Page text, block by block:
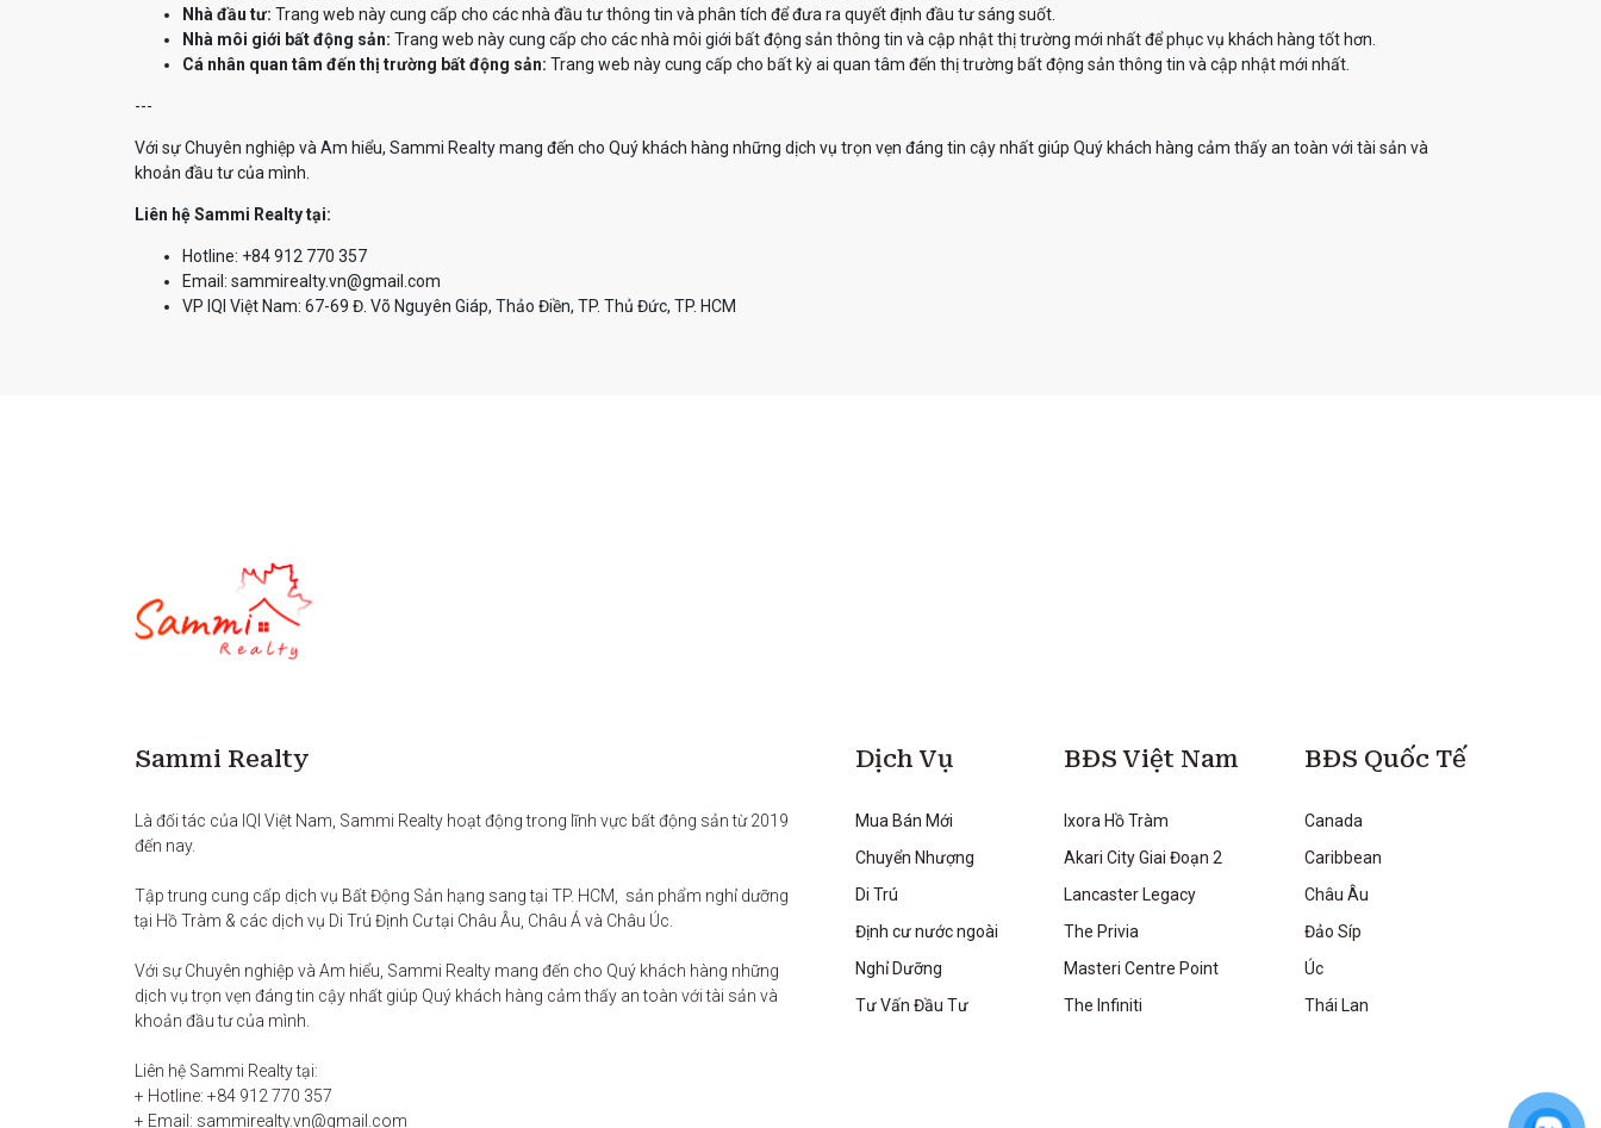
Nhà đầu tư: Trang web này cung cấp cho các nhà đầu tư thông tin và phân tích để đưa ra quyết định đầu tư sáng suốt.
Nhà môi giới bất động sản: Trang web này cung cấp cho các nhà môi giới bất động sản thông tin và cập nhật thị trường mới nhất để phục vụ khách hàng tốt hơn.
Cá nhân quan tâm đến thị trường bất động sản: Trang web này cung cấp cho bất kỳ ai quan tâm đến thị trường bất động sản thông tin và cập nhật mới nhất.
---
Với sự Chuyên nghiệp và Am hiểu, Sammi Realty mang đến cho Quý khách hàng những dịch vụ trọn vẹn đáng tin cậy nhất giúp Quý khách hàng cảm thấy an toàn với tài sản và
khoản đầu tư của mình.
Liên hệ Sammi Realty tại:
Hotline: +84 912 770 357
Email: sammirealty.vn@gmail.com
VP IQI Việt Nam: 67-69 Đ. Võ Nguyên Giáp, Thảo Điền, TP. Thủ Đức, TP. HCM
Sammi Realty
Là đối tác của IQI Việt Nam, Sammi Realty hoạt động trong lĩnh vực bất động sản từ 2019
đến nay.
Tập trung cung cấp dịch vụ Bất Động Sản hạng sang tại TP. HCM,  sản phẩm nghỉ dưỡng
tại Hồ Tràm & các dịch vụ Di Trú Định Cư tại Châu Âu, Châu Á và Châu Úc.
Với sự Chuyên nghiệp và Am hiểu, Sammi Realty mang đến cho Quý khách hàng những
dịch vụ trọn vẹn đáng tin cậy nhất giúp Quý khách hàng cảm thấy an toàn với tài sản và
khoản đầu tư của mình.
Liên hệ Sammi Realty tại:
+ Hotline: +84 912 770 357
+ Email: sammirealty.vn@gmail.com
Dịch Vụ
Mua Bán Mới
Chuyển Nhượng
Di Trú
Định cư nước ngoài
Nghỉ Dưỡng
Tư Vấn Đầu Tư
BĐS Việt Nam
Ixora Hồ Tràm
Akari City Giai Đoạn 2
Lancaster Legacy
The Privia
Masteri Centre Point
The Infiniti
BĐS Quốc Tế
Canada
Caribbean
Châu Âu
Đảo Síp
Úc
Thái Lan